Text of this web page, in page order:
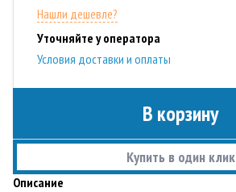
Нашли дешевле?
Уточняйте у оператора
Условия доставки и оплаты
В корзину
Купить в один клик
Описание